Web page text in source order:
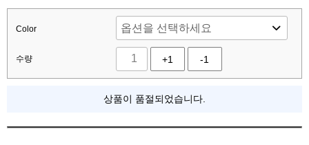
Color
수량 +1 -1
상품이 품절되었습니다.